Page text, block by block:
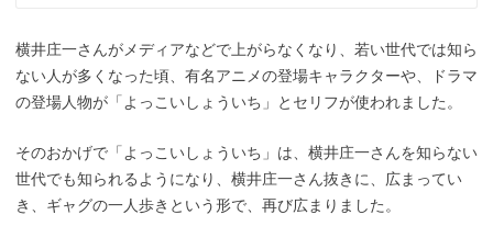
横井庄一さんがメディアなどで上がらなくなり、若い世代では知ら
ない人が多くなった頃、有名アニメの登場キャラクターや、ドラマ
の登場人物が「よっこいしょういち」とセリフが使われました。
そのおかげで「よっこいしょういち」は、横井庄一さんを知らない
世代でも知られるようになり、横井庄一さん抜きに、広まってい
き、ギャグの一人歩きという形で、再び広まりました。